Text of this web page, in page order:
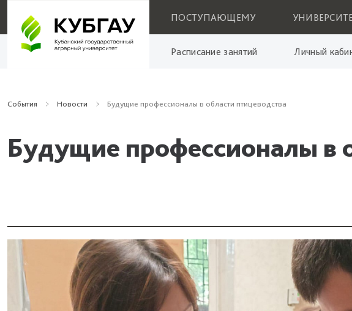
ПОСТУПАЮЩЕМУ
Расписание занятий Личный
События Новости Будущие профессионалы в области птицеводства
Будущие профессионалы в